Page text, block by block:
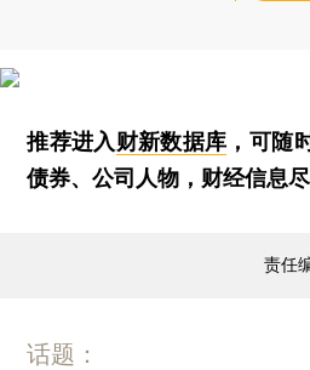
推荐进入财新数据库 ，可随
债券、公司人物，财经信息尽
责任
话题：